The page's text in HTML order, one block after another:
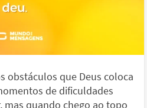
obstáculos que Deus coloca
de dificuldades
mas quando chego ao topo